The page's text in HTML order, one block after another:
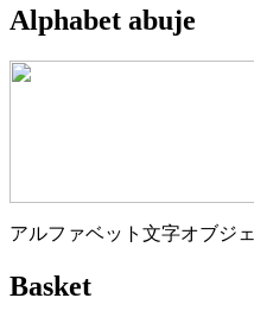
Alphabet abuje
アルファベット文字オブジェ
Basket